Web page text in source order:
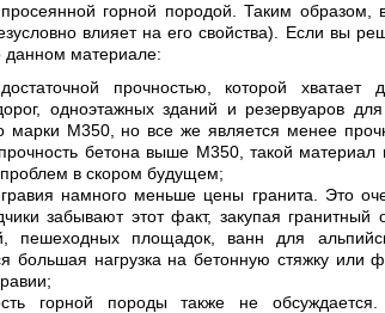
горной породой. Таким образом,
влияет на его свойства). Если вы
данном материале:
прочностью, которой хватает
одноэтажных зданий и резервуаров
марки М350, но все же является менее
бетона выше М350, такой материал
в скором будущем;
намного меньше цены гранита. Это
забывают этот факт, закупая гранитный
пешеходных площадок, ванн для
большая нагрузка на бетонную стяжку или
горной породы также не